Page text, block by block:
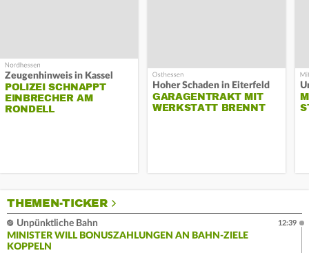
Zeugenhinweis in Kassel
POLIZEI SCHNAPPT
EINBRECHER AM
RONDELL
Hoher Schaden in Eiterfeld
GARAGENTRAKT MIT
WERKSTATT BRENNT
THEMEN-TICKER
Unpünktliche Bahn
MINISTER WILL BONUSZAHLUNGEN AN BAHN-ZIELE
KOPPELN
12:39